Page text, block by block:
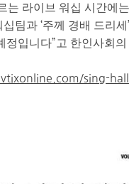
는 라이브 워십 시간에
팀과 ‘주께 경배 드리
입니다”고 한인사회의
sing-